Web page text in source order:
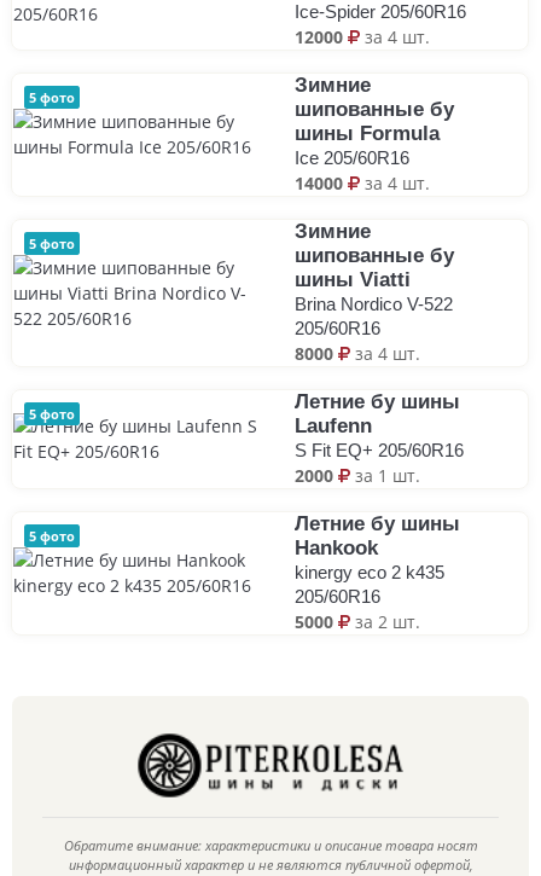
Ice-Spider 205/60R16
12000 за 4 шт.
5 фото
Зимние
шипованные бу
шины Formula
Ice 205/60R16
14000 за 4 шт.
5 фото
Зимние
шипованные бу
шины Viatti
Brina Nordico V-522
205/60R16
8000 за 4 шт.
5 фото
Летние бу шины
Laufenn
S Fit EQ+ 205/60R16
2000 за 1 шт.
5 фото
Летние бу шины
Hankook
kinergy eco 2 k435
205/60R16
5000 за 2 шт.
Обратите внимание: характеристики и описание товара носят
информационный характер и не являются публичной офертой,